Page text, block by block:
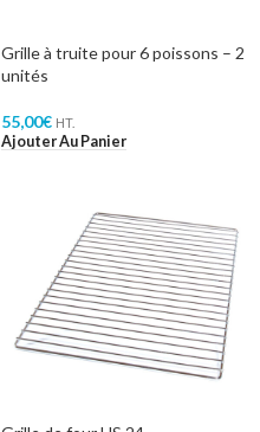
Grille à truite pour 6 poissons – 2
unités
55,00€ HT.
Ajouter Au Panier